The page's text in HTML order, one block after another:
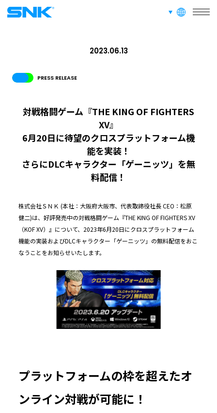
言語切り替え
PRESS RELEASE
2023.06.13
対戦格闘ゲーム『THE KING OF FIGHTERS
XV』
6月20日に待望のクロスプラットフォーム機
能を実装！
さらにDLCキャラクター「ゲーニッツ」を無
料配信！
株式会社ＳＮＫ (本社：大阪府大阪市、代表取締役社長 CEO：松原
健二)は、好評発売中の対戦格闘ゲーム『THE KING OF FIGHTERS XV
（KOF XV）』について、2023年6月20日にクロスプラットフォーム
機能の実装およびDLCキャラクター「ゲーニッツ」の無料配信をおこ
なうことをお知らせいたします。
プラットフォームの枠を超えたオ
ンライン対戦が可能に！